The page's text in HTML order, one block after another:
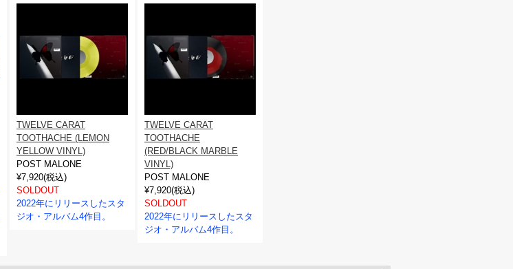
TWELVE CARAT
TOOTHACHE (LEMON
YELLOW VINYL)
POST MALONE
¥7,920(税込)
SOLDOUT
2022年にリリースしたスタ
ジオ・アルバム4作目。
TWELVE CARAT
TOOTHACHE
(RED/BLACK MARBLE
VINYL)
POST MALONE
¥7,920(税込)
SOLDOUT
2022年にリリースしたスタ
ジオ・アルバム4作目。